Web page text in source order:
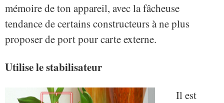
mémoire de ton appareil, avec la fâcheuse
tendance de certains constructeurs à ne plus
proposer de port pour carte externe.
Utilise le stabilisateur
Il est